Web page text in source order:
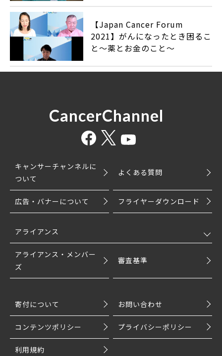
【Japan Cancer Forum
2021】がんになったとき困るこ
と～薬とお金のこと～
CancerChannel
キャンサーチャンネルに
ついて
よくある質問
広告・バナーについて フライヤーダウンロード
アライアンス
アライアンス・メンバー
ズ
審査基準
寄付について お問い合わせ
コンテンツポリシー プライバシーポリシー
利用規約